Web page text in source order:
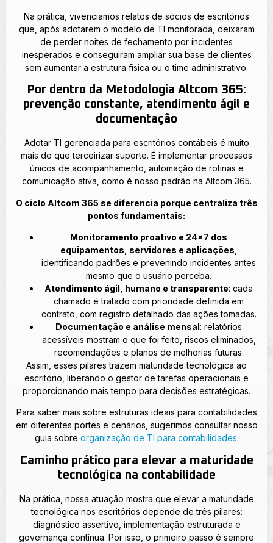
Na prática, vivenciamos relatos de sócios de escritórios
que, após adotarem o modelo de TI monitorada, deixaram
de perder noites de fechamento por incidentes
inesperados e conseguiram ampliar sua base de clientes
sem aumentar a estrutura física ou o time administrativo.
Por dentro da Metodologia Altcom 365:
prevenção constante, atendimento ágil e
documentação
Adotar TI gerenciada para escritórios contábeis é muito
mais do que terceirizar suporte. É implementar processos
únicos de acompanhamento, automação de rotinas e
comunicação ativa, como é nosso padrão na Altcom 365.
O ciclo Altcom 365 se diferencia porque centraliza três
pontos fundamentais:
Monitoramento proativo e 24×7 dos
equipamentos, servidores e aplicações
identificando padrões e prevenindo incidentes antes
mesmo que o usuário perceba.
Atendimento ágil, humano e transparente: cada
chamado é tratado com prioridade definida em
contrato, com registro detalhado das ações tomadas.
Documentação e análise mensal: relatórios
acessíveis mostram o que foi feito, riscos eliminados,
recomendações e planos de melhorias futuras.
Assim, esses pilares trazem maturidade tecnológica ao
escritório, liberando o gestor de tarefas operacionais e
proporcionando mais tempo para decisões estratégicas.
Para saber mais sobre estruturas ideais para contabilidades
em diferentes portes e cenários, sugerimos consultar nosso
guia sobre organização de TI para contabilidades.
Caminho prático para elevar a maturidade
tecnológica na contabilidade
Na prática, nossa atuação mostra que elevar a maturidade
tecnológica nos escritórios depende de três pilares:
diagnóstico assertivo, implementação estruturada e
governança contínua. Por isso, o primeiro passo é sempre